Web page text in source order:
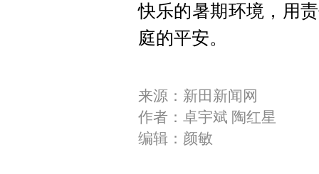
快乐的暑期环境，用
庭的平安。
来源：新田新闻网
作者：卓宇斌 陶红星
编辑：颜敏